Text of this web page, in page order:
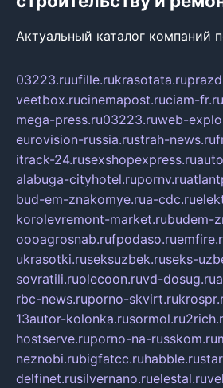
Актуальный каталог компаний
03223.ruufille.rukrasotata.ru
veetbox.rucinemapost.ruciam-fr.ru
mega-press.ru03223.ruweb-
eurovision-russia.rustrah-news.ru
itrack-24.rusexshopexpress.ru
alabuga-cityhotel.rupornv.ru
bud-em-znakomye.rua-cdc.ru
korolevremont-market.rubudem-
oooagrosnab.rufpodaso.ru
ukrasotki.ruseksuzbek.ruseks-
sovratili.ruolecoon.ruvd-dosug.ru
rbc-news.ruporno-skvirt.ru
13autor-kolonka.rusormol.ru
hostserve.ruporno-na-russkom.ru
neznobi.rubigfatcc.ruhabble.ru
delfinet.rusilvernano.ruelestal.ru